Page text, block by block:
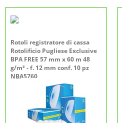
Rotoli registratore di cassa
Rotolificio Pugliese Exclusive
BPA FREE 57 mm x 60 m 48
g/m² - f. 12 mm conf. 10 pz
NBA5760